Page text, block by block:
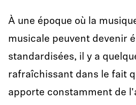
À une époque où la
musicale peuvent devenir
standardisées, il y a
rafraîchissant dans le fait
apporte constamment de